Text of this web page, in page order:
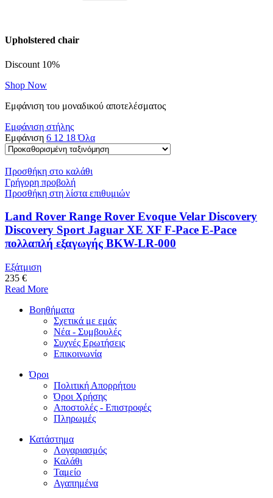
Upholstered chair
Discount 10%
Shop Now
Εμφάνιση του μοναδικού αποτελέσματος
Εμφάνιση στήλης
Εμφάνιση 6 12 18Όλα
Προσθήκη στο καλάθι
Γρήγορη προβολή
Προσθήκη στη λίστα επιθυμιών
Land Rover Range Rover Evoque Velar Discovery
Discovery Sport Jaguar XE XF F-Pace E-Pace
πολλαπλή εξαγωγής BKW-LR-000
Εξάτμιση
235 €
Read More
Βοηθήματα
Σχετικά με εμάς
Νέα - Συμβουλές
Συχνές Ερωτήσεις
Επικοινωνία
Όροι
Πολιτική Απορρήτου
Όροι Χρήσης
Αποστολές - Επιστροφές
Πληρωμές
Κατάστημα
Λογαριασμός
Καλάθι
Ταμείο
Αγαπημένα